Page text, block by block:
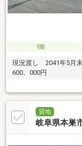
1階
現況渡し 2041年5月
600、000円
貸地
岐阜県本巣